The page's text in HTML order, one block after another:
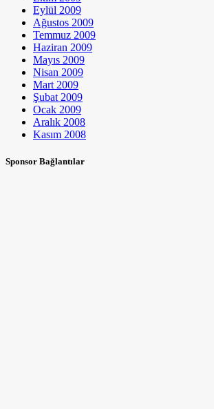
Eylül 2009
Ağustos 2009
Temmuz 2009
Haziran 2009
Mayıs 2009
Nisan 2009
Mart 2009
Şubat 2009
Ocak 2009
Aralık 2008
Kasım 2008
Sponsor Bağlantılar